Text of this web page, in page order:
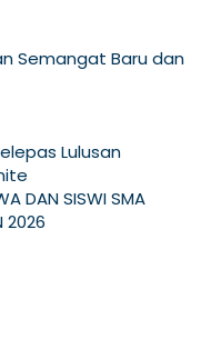
Semangat Baru dan
Lulusan
DAN SISWI SMA
2026